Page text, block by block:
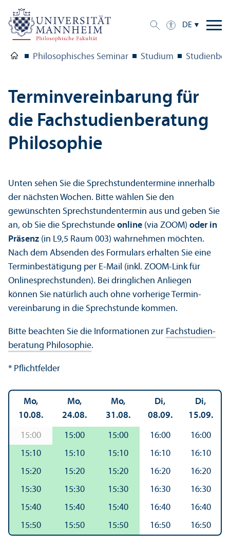
DE
Philosophisches Seminar Studium
Termin­vereinbarung für
die Fach­studien­beratung
Philosophie
Unten sehen Sie die Sprechstundentermine innerhalb
der nächsten Wochen. Bitte wählen Sie den
gewünschten Sprechstundentermin aus und geben Sie
an, ob Sie die Sprechstunde online (via ZOOM) oder in
Präsenz (in L9,5 Raum 003) wahrnehmen möchten.
Nach dem Absenden des Formulars erhalten Sie eine
Terminbestätigung per E-Mail (inkl. ZOOM-Link für
Onlinesprechstunden). Bei dringlichen Anliegen
können Sie natürlich auch ohne vorherige Termin­
vereinbarung in die Sprechstunde kommen.
Bitte beachten Sie die Informationen zur Fach­studien­
beratung Philosophie.
* Pflichtfelder
Mo,
10.08.
15:00
15:10
15:20
15:30
15:40
15:50
Mo,
24.08.
15:00
15:10
15:20
15:30
15:40
15:50
Mo,
31.08.
15:00
15:10
15:20
15:30
15:40
15:50
Di,
08.09.
16:00
16:10
16:20
16:30
16:40
16:50
Di,
15.09.
16:00
16:10
16:20
16:30
16:40
16:50